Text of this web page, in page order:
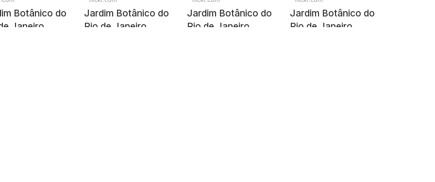
Botânico do
Janeiro
Jardim Botânico do
Rio de Janeiro
Jardim Botânico do
Rio de Janeiro
Jardim Botânico do
Rio de Janeiro